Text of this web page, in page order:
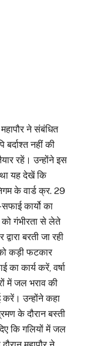
महापौर ने संबंधित
नहीं की
रहें। उन्होंने इस
यह देखें कि
के वार्ड क्र. 29
कार्यो का
गंभीरता से लेते
बरती जा रही
को कड़ी फटकार
का कार्य करें, वर्षा
में जल भराव की
करें। उन्होंने कहा
के दौरान बस्ती
कि गलियों में जल